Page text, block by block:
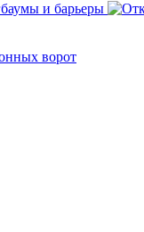
и барьеры
ворот